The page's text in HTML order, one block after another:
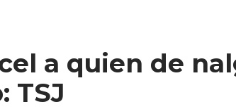
a quien de
TSJ